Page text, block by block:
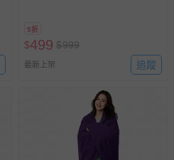
5折
$499 $999
最新上架 追蹤